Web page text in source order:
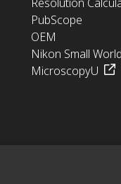
Resolution
PubScope
OEM
Nikon Small World
MicroscopyU